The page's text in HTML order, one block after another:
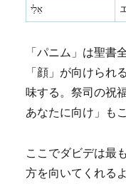
אֵלַי
「パニム」は聖書
「顔」が向けられ
味する。祭司の祝
あなたに向け」も
ここでダビデは最
方を向いてくれる